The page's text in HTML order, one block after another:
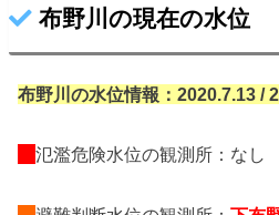
布野川の現在の水位
布野川の水位情報：2020.7.13 /
氾濫危険水位の観測所：なし